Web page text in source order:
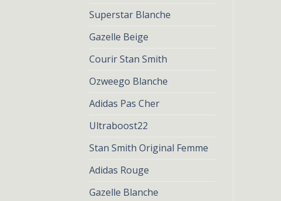
Superstar Blanche
Gazelle Beige
Courir Stan Smith
Ozweego Blanche
Adidas Pas Cher
Ultraboost22
Stan Smith Original Femme
Adidas Rouge
Gazelle Blanche